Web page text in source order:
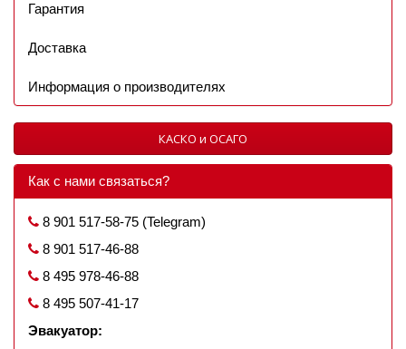
Гарантия
Доставка
Информация о производителях
КАСКО и ОСАГО
Как с нами связаться?
8 901 517-58-75 (Telegram)
8 901 517-46-88
8 495 978-46-88
8 495 507-41-17
Эвакуатор: